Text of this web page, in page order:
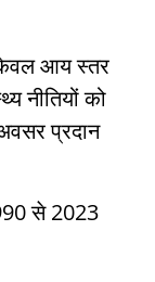
केवल आय स्तर
नीतियों को
प्रदान
से 2023